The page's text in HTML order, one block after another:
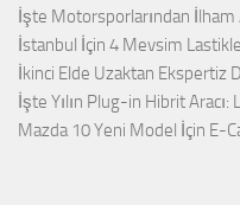
İşte Motorsporlarından İlham
İstanbul İçin 4 Mevsim
İkinci Elde Uzaktan Ekspertiz
İşte Yılın Plug-in Hibrit Aracı:
Mazda 10 Yeni Model İçin E-